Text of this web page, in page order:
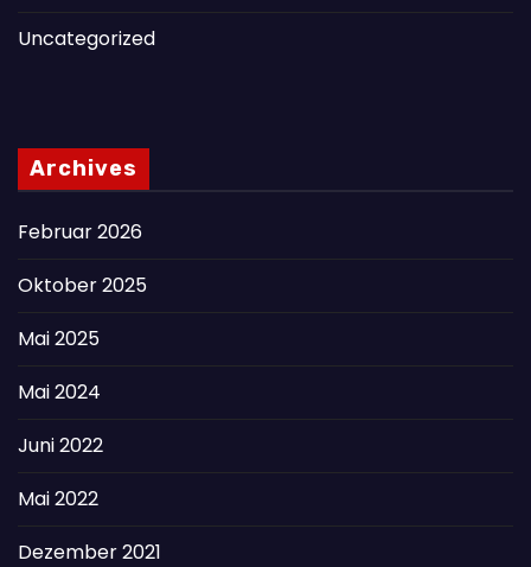
Uncategorized
Archives
Februar 2026
Oktober 2025
Mai 2025
Mai 2024
Juni 2022
Mai 2022
Dezember 2021